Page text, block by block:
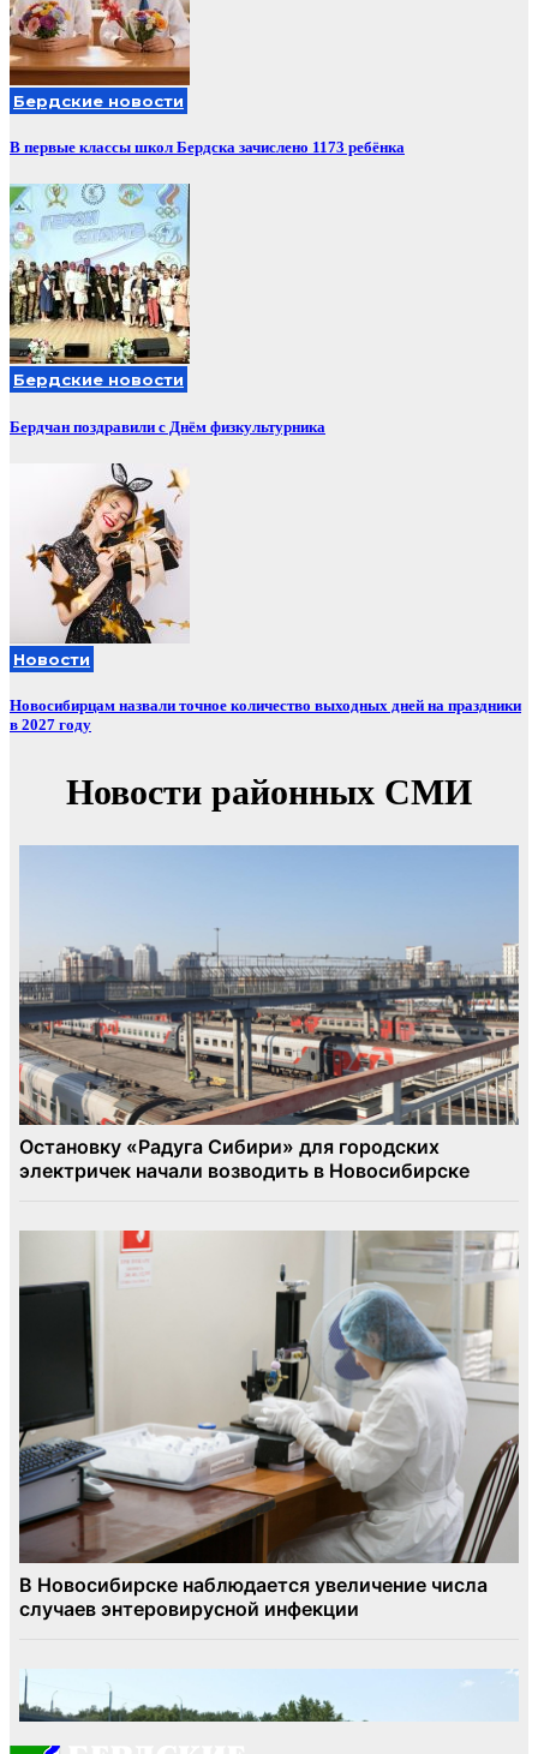
Бердские новости
В первые классы школ Бердска зачислено 1173 ребёнка
Бердские новости
Бердчан поздравили с Днём физкультурника
Новости
Новосибирцам назвали точное количество выходных дней на праздники
в 2027 году